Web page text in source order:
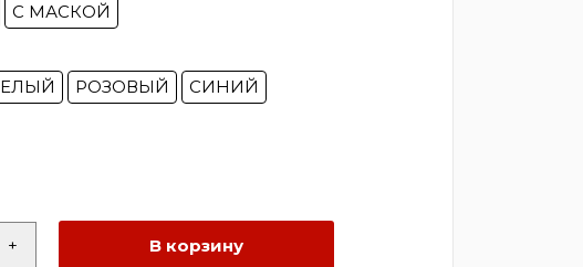
С МАСКОЙ
РОЗОВЫЙ СИНИЙ
+ В корзину